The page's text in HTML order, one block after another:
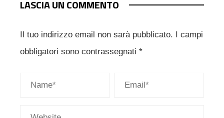
LASCIA UN COMMENTO
Il tuo indirizzo email non sarà pubblicato.
I campi
obbligatori sono contrassegnati *